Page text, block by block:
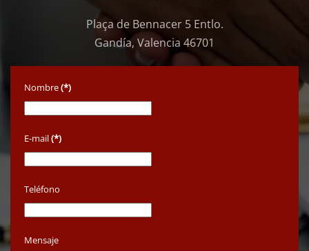
Plaça de Bennacer 5 Entlo.
Gandía, Valencia 46701
Nombre(*)
E-mail(*)
Teléfono
Mensaje